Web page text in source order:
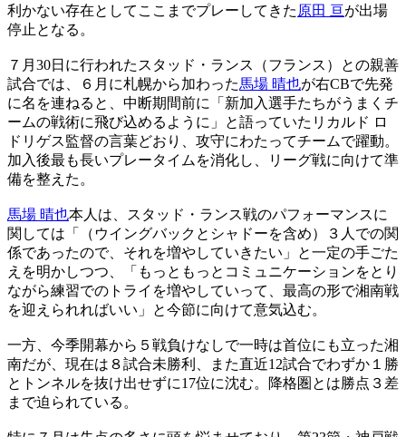
利かない存在としてここまでプレーしてきた 原田 亘が出場
停止となる。
７月30日に行われたスタッド・ランス（フランス）との親善
試合では、６月に札幌から加わった馬場 晴也が右CBで先発
に名を連ねると、中断期間前に「新加入選手たちがうまくチ
ームの戦術に飛び込めるように」と語っていたリカルド ロ
ドリゲス監督の言葉どおり、攻守にわたってチームで躍動。
加入後最も長いプレータイムを消化し、リーグ戦に向けて準
備を整えた。
馬場 晴也本人は、スタッド・ランス戦のパフォーマンスに
関しては「（ウイングバックとシャドーを含め）３人での関
係であったので、それを増やしていきたい」と一定の手ごた
えを明かしつつ、「もっともっとコミュニケーションをとり
ながら練習でのトライを増やしていって、最高の形で湘南戦
を迎えられればいい」と今節に向けて意気込む。
一方、今季開幕から５戦負けなしで一時は首位にも立った湘
南だが、現在は８試合未勝利、また直近12試合でわずか１勝
とトンネルを抜け出せずに17位に沈む。降格圏とは勝点３差
まで迫られている。